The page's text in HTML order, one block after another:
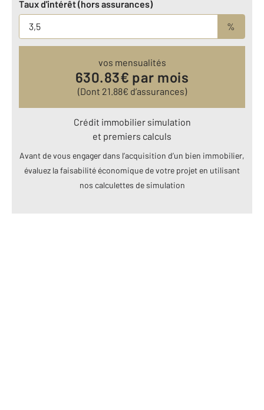
Taux d'intérêt (hors assurances)
%
vos mensualités
630.83€ par mois
(Dont 21.88€ d’assurances)
Crédit immobilier simulation
et premiers calculs
Avant de vous engager dans l’acquisition d’un bien immobilier,
évaluez la faisabilité économique de votre projet en utilisant
nos calculettes de simulation